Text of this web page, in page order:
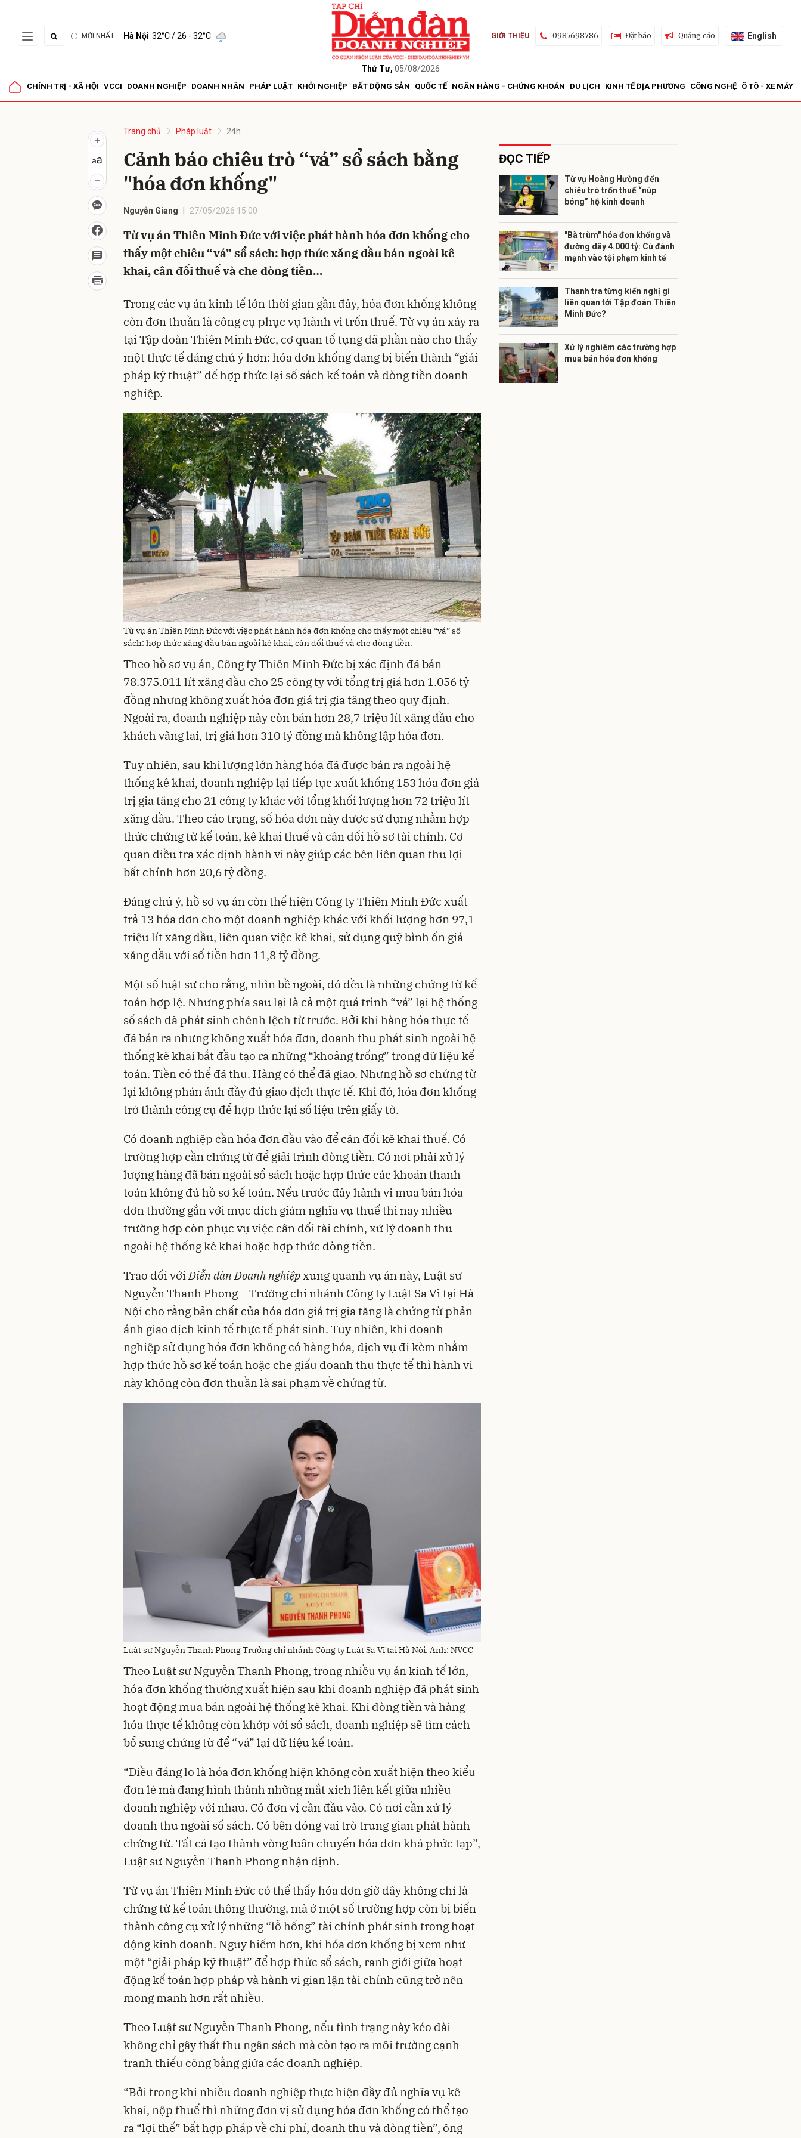
MỚI NHẤT Hà Nội 32°C/ 26 - 32°C
Thứ Tư, 05/08/2026
GIỚI THIỆU 0985698786 Đặt báo Quảng cáo English
CHÍNH TRỊ - XÃ HỘI VCCI DOANH NGHIỆP DOANH NHÂN PHÁP LUẬT KHỞI NGHIỆP BẤT ĐỘNG SẢN QUỐC TẾ NGÂN HÀNG - CHỨNG KHOÁN DU LỊCH KINH TẾ ĐỊA PHƯƠNG CÔNG NGHỆ Ô TÔ - XE MÁY
Trang chủ Pháp luật 24h
Cảnh báo chiêu trò “vá” sổ sách bằng
"hóa đơn khống"
Nguyễn Giang 27/05/2026 15:00
Từ vụ án Thiên Minh Đức với việc phát hành hóa đơn khống cho
thấy một chiêu “vá” sổ sách: hợp thức xăng dầu bán ngoài kê
khai, cân đối thuế và che dòng tiền…
Trong các vụ án kinh tế lớn thời gian gần đây, hóa đơn khống không
còn đơn thuần là công cụ phục vụ hành vi trốn thuế. Từ vụ án xảy ra
tại Tập đoàn Thiên Minh Đức, cơ quan tố tụng đã phần nào cho thấy
một thực tế đáng chú ý hơn: hóa đơn khống đang bị biến thành “giải
pháp kỹ thuật” để hợp thức lại sổ sách kế toán và dòng tiền doanh
nghiệp.
Từ vụ án Thiên Minh Đức với việc phát hành hóa đơn khống cho thấy một chiêu “vá” sổ
sách: hợp thức xăng dầu bán ngoài kê khai, cân đối thuế và che dòng tiền.
Theo hồ sơ vụ án, Công ty Thiên Minh Đức bị xác định đã bán
78.375.011 lít xăng dầu cho 25 công ty với tổng trị giá hơn 1.056 tỷ
đồng nhưng không xuất hóa đơn giá trị gia tăng theo quy định.
Ngoài ra, doanh nghiệp này còn bán hơn 28,7 triệu lít xăng dầu cho
khách vãng lai, trị giá hơn 310 tỷ đồng mà không lập hóa đơn.
Tuy nhiên, sau khi lượng lớn hàng hóa đã được bán ra ngoài hệ
thống kê khai, doanh nghiệp lại tiếp tục xuất khống 153 hóa đơn giá
trị gia tăng cho 21 công ty khác với tổng khối lượng hơn 72 triệu lít
xăng dầu. Theo cáo trạng, số hóa đơn này được sử dụng nhằm hợp
thức chứng từ kế toán, kê khai thuế và cân đối hồ sơ tài chính. Cơ
quan điều tra xác định hành vi này giúp các bên liên quan thu lợi
bất chính hơn 20,6 tỷ đồng.
Đáng chú ý, hồ sơ vụ án còn thể hiện Công ty Thiên Minh Đức xuất
trả 13 hóa đơn cho một doanh nghiệp khác với khối lượng hơn 97,1
triệu lít xăng dầu, liên quan việc kê khai, sử dụng quỹ bình ổn giá
xăng dầu với số tiền hơn 11,8 tỷ đồng.
Một số luật sư cho rằng, nhìn bề ngoài, đó đều là những chứng từ kế
toán hợp lệ. Nhưng phía sau lại là cả một quá trình “vá” lại hệ thống
sổ sách đã phát sinh chênh lệch từ trước. Bởi khi hàng hóa thực tế
đã bán ra nhưng không xuất hóa đơn, doanh thu phát sinh ngoài hệ
thống kê khai bắt đầu tạo ra những “khoảng trống” trong dữ liệu kế
toán. Tiền có thể đã thu. Hàng có thể đã giao. Nhưng hồ sơ chứng từ
lại không phản ánh đầy đủ giao dịch thực tế. Khi đó, hóa đơn khống
trở thành công cụ để hợp thức lại số liệu trên giấy tờ.
Có doanh nghiệp cần hóa đơn đầu vào để cân đối kê khai thuế. Có
trường hợp cần chứng từ để giải trình dòng tiền. Có nơi phải xử lý
lượng hàng đã bán ngoài sổ sách hoặc hợp thức các khoản thanh
toán không đủ hồ sơ kế toán. Nếu trước đây hành vi mua bán hóa
đơn thường gắn với mục đích giảm nghĩa vụ thuế thì nay nhiều
trường hợp còn phục vụ việc cân đối tài chính, xử lý doanh thu
ngoài hệ thống kê khai hoặc hợp thức dòng tiền.
Trao đổi vớiDiễn đàn Doanh nghiệpxung quanh vụ án này, Luật sư
Nguyễn Thanh Phong – Trưởng chi nhánh Công ty Luật Sa Vĩ tại Hà
Nội cho rằng bản chất của hóa đơn giá trị gia tăng là chứng từ phản
ánh giao dịch kinh tế thực tế phát sinh. Tuy nhiên, khi doanh
nghiệp sử dụng hóa đơn không có hàng hóa, dịch vụ đi kèm nhằm
hợp thức hồ sơ kế toán hoặc che giấu doanh thu thực tế thì hành vi
này không còn đơn thuần là sai phạm về chứng từ.
Luật sư Nguyễn Thanh Phong Trưởng chi nhánh Công ty Luật Sa Vĩ tại Hà Nội. Ảnh: NVCC
Theo Luật sư Nguyễn Thanh Phong, trong nhiều vụ án kinh tế lớn,
hóa đơn khống thường xuất hiện sau khi doanh nghiệp đã phát sinh
hoạt động mua bán ngoài hệ thống kê khai. Khi dòng tiền và hàng
hóa thực tế không còn khớp với sổ sách, doanh nghiệp sẽ tìm cách
bổ sung chứng từ để “vá” lại dữ liệu kế toán.
“Điều đáng lo là hóa đơn khống hiện không còn xuất hiện theo kiểu
đơn lẻ mà đang hình thành những mắt xích liên kết giữa nhiều
doanh nghiệp với nhau. Có đơn vị cần đầu vào. Có nơi cần xử lý
doanh thu ngoài sổ sách. Có bên đóng vai trò trung gian phát hành
chứng từ. Tất cả tạo thành vòng luân chuyển hóa đơn khá phức tạp”,
Luật sư Nguyễn Thanh Phong nhận định.
Từ vụ án Thiên Minh Đức có thể thấy hóa đơn giờ đây không chỉ là
chứng từ kế toán thông thường, mà ở một số trường hợp còn bị biến
thành công cụ xử lý những “lỗ hổng” tài chính phát sinh trong hoạt
động kinh doanh. Nguy hiểm hơn, khi hóa đơn khống bị xem như
một “giải pháp kỹ thuật” để hợp thức sổ sách, ranh giới giữa hoạt
động kế toán hợp pháp và hành vi gian lận tài chính cũng trở nên
mong manh hơn rất nhiều.
Theo Luật sư Nguyễn Thanh Phong, nếu tình trạng này kéo dài
không chỉ gây thất thu ngân sách mà còn tạo ra môi trường cạnh
tranh thiếu công bằng giữa các doanh nghiệp.
“Bởi trong khi nhiều doanh nghiệp thực hiện đầy đủ nghĩa vụ kê
khai, nộp thuế thì những đơn vị sử dụng hóa đơn khống có thể tạo
ra “lợi thế” bất hợp pháp về chi phí, doanh thu và dòng tiền”, ông
ĐỌC TIẾP
Từ vụ Hoàng Hường đến
chiêu trò trốn thuế “núp
bóng” hộ kinh doanh
"Bà trùm" hóa đơn khống và
đường dây 4.000 tỷ: Cú đánh
mạnh vào tội phạm kinh tế
Thanh tra từng kiến nghị gì
liên quan tới Tập đoàn Thiên
Minh Đức?
Xử lý nghiêm các trường hợp
mua bán hóa đơn khống
Gửi